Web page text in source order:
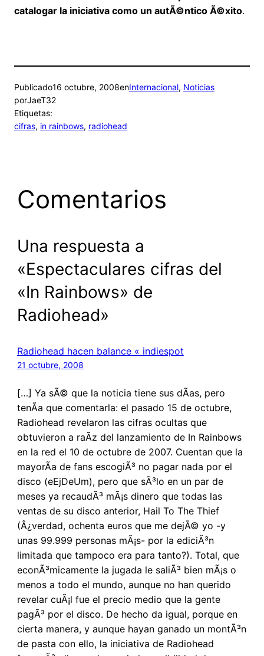
catalogar la iniciativa como un autÃ©ntico Ã©xito.
Publicado16 octubre, 2008enInternacional, Noticias
porJaeT32
Etiquetas:
cifras, in rainbows, radiohead
Comentarios
Una respuesta a
«Espectaculares cifras del
«In Rainbows» de
Radiohead»
Radiohead hacen balance « indiespot
21 octubre, 2008
[…] Ya sÃ© que la noticia tiene sus dÃ­as, pero
tenÃ­a que comentarla: el pasado 15 de octubre,
Radiohead revelaron las cifras ocultas que
obtuvieron a raÃ­z del lanzamiento de In Rainbows
en la red el 10 de octubre de 2007. Cuentan que la
mayorÃ­a de fans escogiÃ³ no pagar nada por el
disco (eEjDeUm), pero que sÃ³lo en un par de
meses ya recaudÃ³ mÃ¡s dinero que todas las
ventas de su disco anterior, Hail To The Thief
(Â¿verdad, ochenta euros que me dejÃ© yo -y
unas 99.999 personas mÃ¡s- por la ediciÃ³n
limitada que tampoco era para tanto?). Total, que
econÃ³micamente la jugada le saliÃ³ bien mÃ¡s o
menos a todo el mundo, aunque no han querido
revelar cuÃ¡l fue el precio medio que la gente
pagÃ³ por el disco. De hecho da igual, porque en
cierta manera, y aunque hayan ganado un montÃ³n
de pasta con ello, la iniciativa de Radiohead